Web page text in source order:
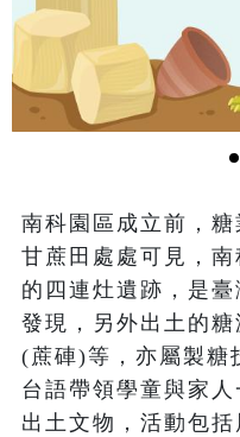
南科園區成立前，糖
甘蔗田處處可見，
的四連灶遺跡，是
發現，另外出土的
(蔗硨)等，亦屬製糖
台語帶領學童與家
出土文物，活動包